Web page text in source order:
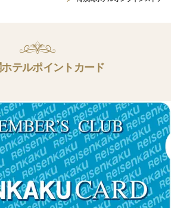
テルポイントカード